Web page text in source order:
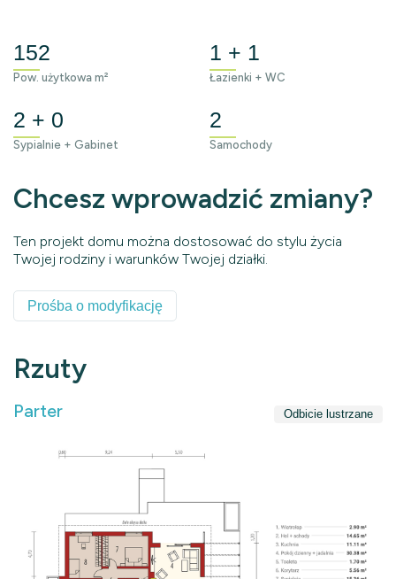
152
Pow. użytkowa m²
1 + 1
Łazienki + WC
2 + 0
Sypialnie + Gabinet
2
Samochody
Chcesz wprowadzić zmiany?
Ten projekt domu można dostosować do stylu życia
Twojej rodziny i warunków Twojej działki.
Prośba o modyfikację
Rzuty
Parter Odbicie lustrzane